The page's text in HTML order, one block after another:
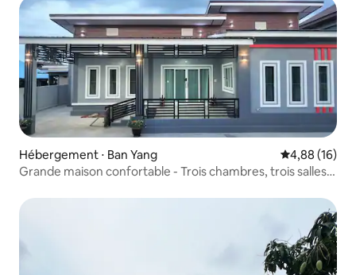
Hébergement ⋅ Ban Yang Évaluation
4,88 (16)
Grande maison confortable - Trois chambres, trois salles